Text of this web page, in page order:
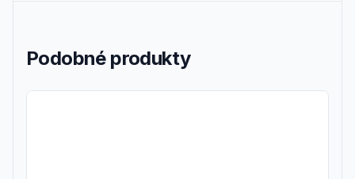
Podobné produkty